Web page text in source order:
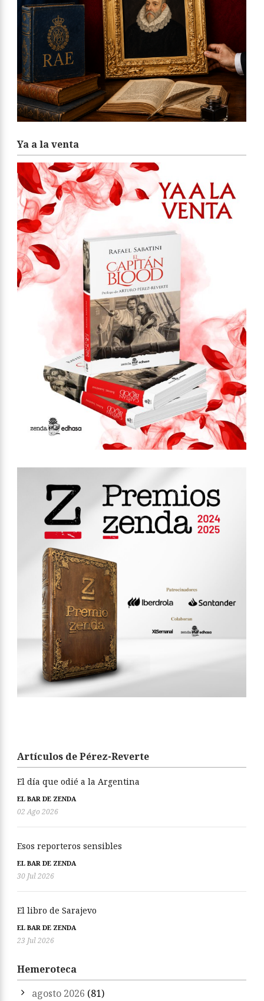
Ya a la venta
Artículos de Pérez-Reverte
El día que odié a la Argentina
EL BAR DE ZENDA
02 Ago 2026
Esos reporteros sensibles
EL BAR DE ZENDA
30 Jul 2026
El libro de Sarajevo
EL BAR DE ZENDA
23 Jul 2026
Hemeroteca
agosto 2026 (81)